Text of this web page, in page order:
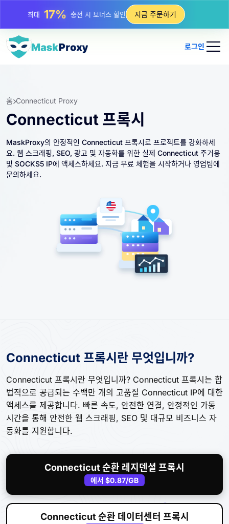
최대25%정적 IP 구매 할인 지금 주문하기
로그인
홈 Connecticut Proxy
Connecticut 프록시
MaskProxy의 안정적인 Connecticut 프록시로 프로젝트를 강화하세
요. 웹 스크래핑, SEO, 광고 및 자동화를 위한 실제 Connecticut 주거용
및 SOCKS5 IP에 액세스하세요. 지금 무료 체험을 시작하거나 영업팀에
문의하세요.
Connecticut 프록시란 무엇입니까?
Connecticut 프록시란 무엇입니까? Connecticut 프록시는 합
법적으로 공급되는 수백만 개의 고품질 Connecticut IP에 대한
액세스를 제공합니다. 빠른 속도, 안전한 연결, 안정적인 가동
시간을 통해 안전한 웹 스크래핑, SEO 및 대규모 비즈니스 자
동화를 지원합니다.
Connecticut 순환 레지덴셜 프록시
에서 $0.87/GB
Connecticut 순환 데이터센터 프록시